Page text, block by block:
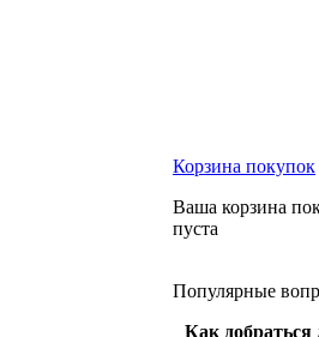
Корзина покупок
Ваша корзина
пуста
Популярные
Как добраться